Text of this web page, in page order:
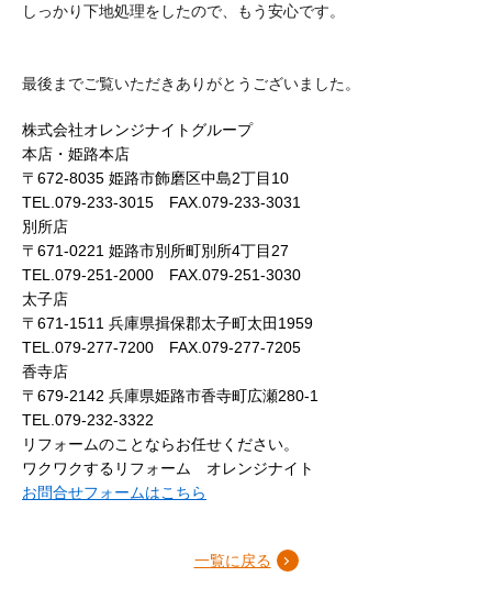
しっかり下地処理をしたので、もう安心です。
最後までご覧いただきありがとうございました。
株式会社オレンジナイトグループ
本店・姫路本店
〒672-8035 姫路市飾磨区中島2丁目10
TEL.079-233-3015 FAX.079-233-3031
別所店
〒671-0221 姫路市別所町別所4丁目27
TEL.079-251-2000 FAX.079-251-3030
太子店
〒671-1511 兵庫県揖保郡太子町太田1959
TEL.079-277-7200 FAX.079-277-7205
香寺店
〒679-2142 兵庫県姫路市香寺町広瀬280-1
TEL.079-232-3322
リフォームのことならお任せください。
ワクワクするリフォーム オレンジナイト
お問合せフォームはこちら
一覧に戻る